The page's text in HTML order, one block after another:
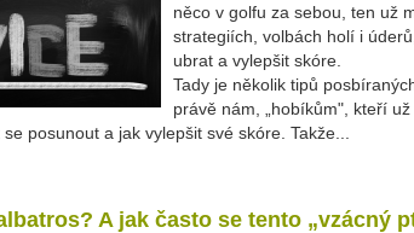
něco v golfu za sebou, ten už
strategiích, volbách holí i
ubrat a vylepšit skóre.
Tady je několik tipů
právě nám, „hobíkům", kteří
posunout a jak vylepšit své skóre. Takže...
A jak často se tento „vzácný